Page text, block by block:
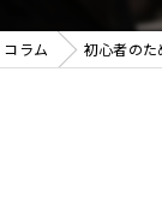
中目黒駅近
コラム 初心者のた